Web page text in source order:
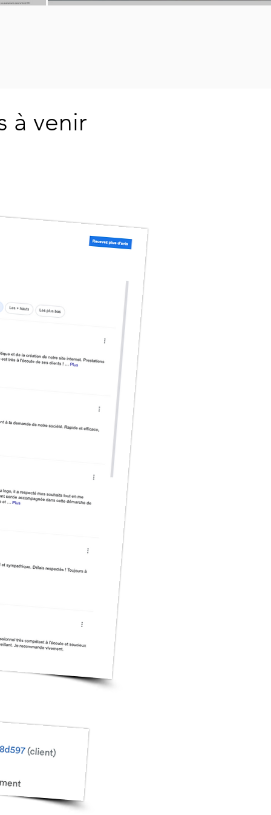
à venir